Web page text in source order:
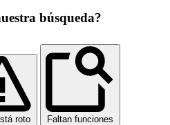
búsqueda?
roto Faltan funciones